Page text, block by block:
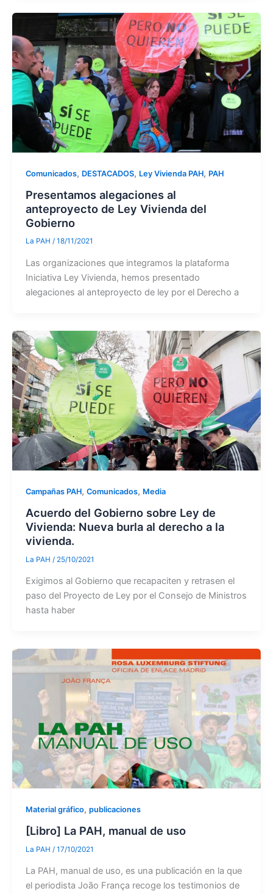
Comunicados, DESTACADOS, Ley Vivienda PAH, PAH
Presentamos alegaciones al
anteproyecto de Ley Vivienda del
Gobierno
La PAH / 18/11/2021
Las organizaciones que integramos la plataforma
Iniciativa Ley Vivienda, hemos presentado
alegaciones al anteproyecto de ley por el Derecho a
Campañas PAH, Comunicados, Media
Acuerdo del Gobierno sobre Ley de
Vivienda: Nueva burla al derecho a la
vivienda.
La PAH / 25/10/2021
Exigimos al Gobierno que recapaciten y retrasen el
paso del Proyecto de Ley por el Consejo de Ministros
hasta haber
Material gráfico, publicaciones
[Libro] La PAH, manual de uso
La PAH / 17/10/2021
La PAH, manual de uso, es una publicación en la que
el periodista João França recoge los testimonios de